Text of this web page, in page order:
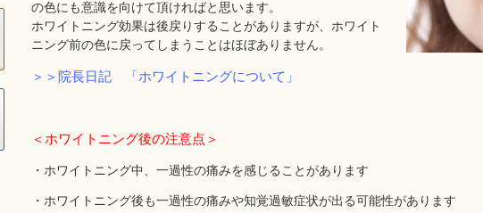
の色にも意識を向けて頂ければと思います。
ホワイトニング効果は後戻りすることがありますが、ホワイト
ニング前の色に戻ってしまうことはほぼありません。
＞＞院長日記 「ホワイトニングについて」
＜ホワイトニング後の注意点＞
・ホワイトニング中、一過性の痛みを感じることがあります
・ホワイトニング後も一過性の痛みや知覚過敏症状が出る可能性があります